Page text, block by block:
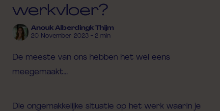
werkvloer?
Anouk Alberdingk Thijm
20 November 2023 - 2 min
De meeste van ons hebben het wel eens
meegemaakt...
Die ongemakkelijke situatie op het werk waarin je